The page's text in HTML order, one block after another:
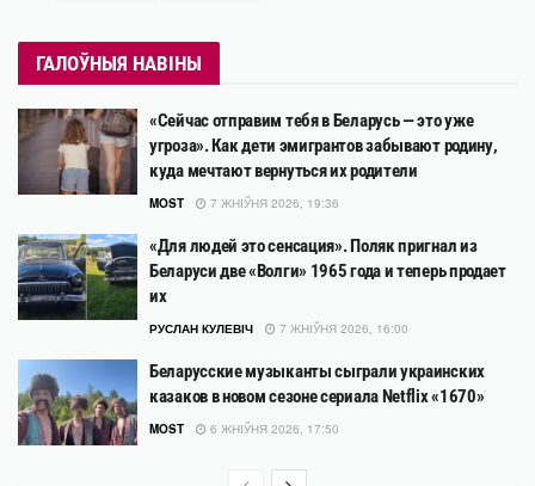
ГАЛОЎНЫЯ НАВІНЫ
«Сейчас отправим тебя в Беларусь — это уже
угроза». Как дети эмигрантов забывают родину,
куда мечтают вернуться их родители
MOST 7 ЖНІЎНЯ 2026, 19:36
«Для людей это сенсация». Поляк пригнал из
Беларуси две «Волги» 1965 года и теперь продает
их
РУСЛАН КУЛЕВІЧ 7 ЖНІЎНЯ 2026, 16:00
Беларусские музыканты сыграли украинских
казаков в новом сезоне сериала Netflix «1670»
MOST 6 ЖНІЎНЯ 2026, 17:50